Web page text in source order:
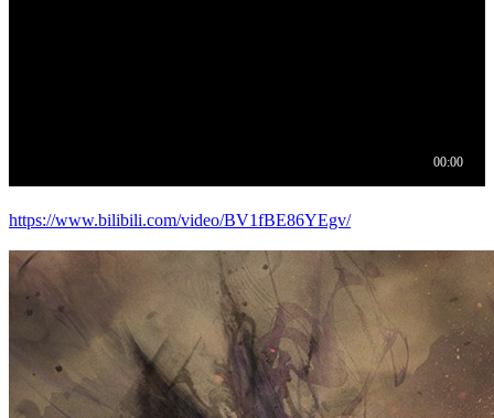
https://www.bilibili.com/video/BV1fBE86YEgv/